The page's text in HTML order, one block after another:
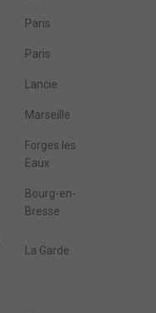
Paris
Paris
Lancie
Marseille
Forges les
Eaux
Bourg-en-
Bresse
La Garde